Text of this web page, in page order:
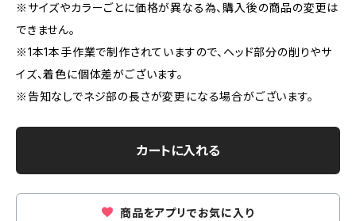
※サイズやカラーごとに価格が異なる為、購入後の商品の変更は
できません。
※1本1本手作業で制作されていますので、ヘッド部分の削りやサ
イズ、着色に個体差がございます。
※告知なしでネジ部の長さが変更になる場合がございます。
カートに入れる
商品をアプリでお気に入り